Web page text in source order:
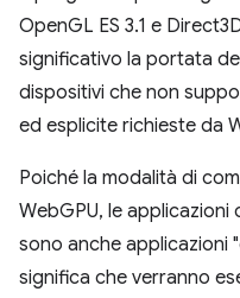
OpenGL ES 3.1 e
significativo la portata
dispositivi che non
ed esplicite richieste da
Poiché la modalità di
WebGPU, le
sono anche applicazioni
significa che verranno